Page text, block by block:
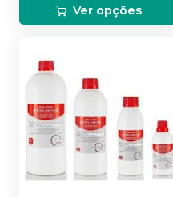
Ver opções